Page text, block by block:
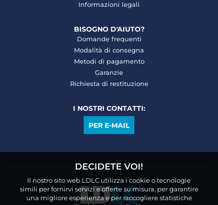
Informazioni legali
BISOGNO D'AIUTO?
Domande frequenti
Modalità di consegna
Metodi di pagamento
Garanzie
Richiesta di restituzione
I NOSTRI CONTATTI:
PER E-MAIL
DECIDETE VOI!
Il nostro sito web LDLC utilizza i cookie o tecnologie
simili per fornirvi servizi e offerte su misura, per garantire
una migliore esperienza e per raccogliere statistiche